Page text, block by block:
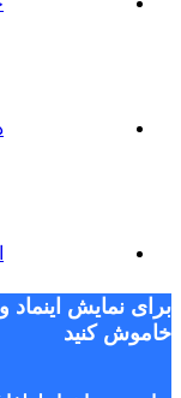
برای نمایش اینماد
خاموش کنید